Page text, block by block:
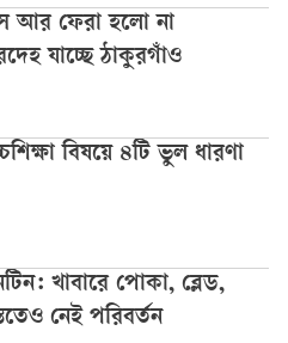
আর ফেরা হলো না
যাচ্ছে ঠাকুরগাঁও
বিষয়ে ৪টি ভুল ধারণা
খাবারে পোকা, ব্লেড,
নেই পরিবর্তন